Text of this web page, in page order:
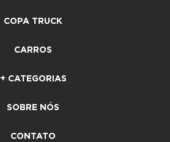
COPA TRUCK
CARROS
+ CATEGORIAS
SOBRE NÓS
CONTATO